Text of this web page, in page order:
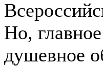
Но,
душевное